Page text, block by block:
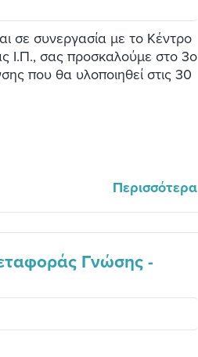
σε συνεργασία με το Κέντρο
Ι.Π., σας προσκαλούμε στο 3ο
που θα υλοποιηθεί στις 30
Περισσότερα
Γνώσης -